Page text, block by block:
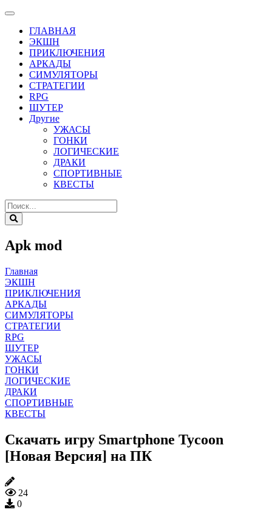
ГЛАВНАЯ
ЭКШН
ПРИКЛЮЧЕНИЯ
АРКАДЫ
СИМУЛЯТОРЫ
СТРАТЕГИИ
RPG
ШУТЕР
Другие
УЖАСЫ
ГОНКИ
ЛОГИЧЕСКИЕ
ДРАКИ
СПОРТИВНЫЕ
КВЕСТЫ
Apk mod
Главная
ЭКШН
ПРИКЛЮЧЕНИЯ
АРКАДЫ
СИМУЛЯТОРЫ
СТРАТЕГИИ
RPG
ШУТЕР
УЖАСЫ
ГОНКИ
ЛОГИЧЕСКИЕ
ДРАКИ
СПОРТИВНЫЕ
КВЕСТЫ
Скачать игру Smartphone Tycoon
[Новая Версия] на ПК
24
0